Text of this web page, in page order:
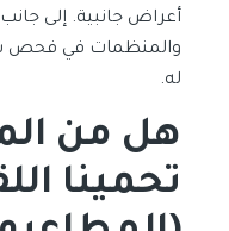
أعراض جانبية. إلى
والمنظمات في فحص
له.
هل من
تحمينا